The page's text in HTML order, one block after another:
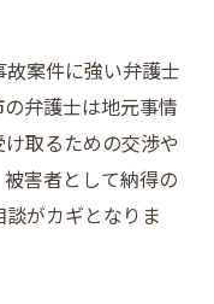
案件に強い弁護士
弁護士は地元事情
取るための交渉や
害者として納得の
がカギとなりま